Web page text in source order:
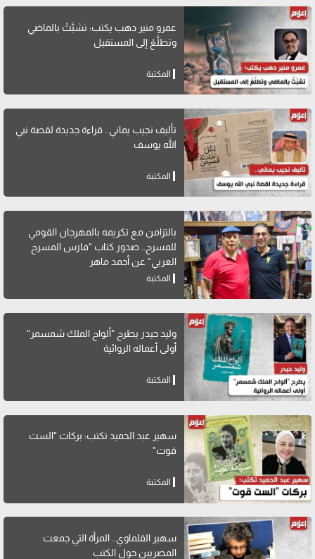
عمرو منير دهب يكتب: تشبَّثْ بالماضي
وتطلَّعْ إلى المستقبل
المكتبة
تأليف نجيب يماني.. قراءة جديدة لقصة نبي
الله يوسف
المكتبة
بالتزامن مع تكريمه بالمهرجان القومي
للمسرح.. صدور كتاب "فارس المسرح
العربي" عن أحمد ماهر
المكتبة
وليد حيدر يطرح "ألواح الملك شمسمر"
أولى أعماله الروائية
المكتبة
سهير عبد الحميد تكتب: بركات "الست
قوت"
المكتبة
سهير القلماوي.. المرأة التي جمعت
المصريين حول الكتب